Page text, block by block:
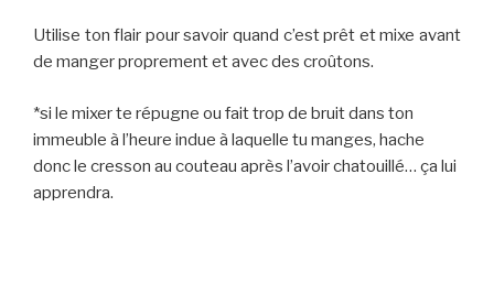
Utilise ton flair pour savoir quand c’est prêt et mixe avant
de manger proprement et avec des croûtons.
*si le mixer te répugne ou fait trop de bruit dans ton
immeuble à l’heure indue à laquelle tu manges, hache
donc le cresson au couteau après l’avoir chatouillé… ça lui
apprendra.